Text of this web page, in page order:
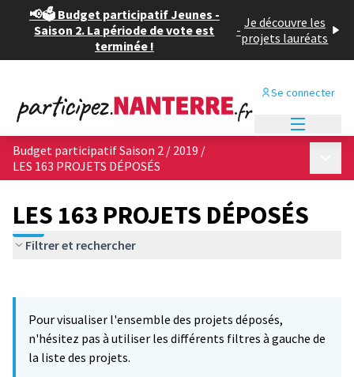
📢🗳️ Budget participatif Jeunes -
Saison 2. La période de vote est
terminée !
- Je découvre les
projets lauréats
Se connecter
Budget participatif Saison 2 / 2019 /
LES 163 PROJETS DÉPOSÉS
LES 163 PROJETS DÉPOSÉS
Filtrer et rechercher
−
Pour visualiser l'ensemble des projets déposés,
n'hésitez pas à utiliser les différents filtres à gauche de
la liste des projets.